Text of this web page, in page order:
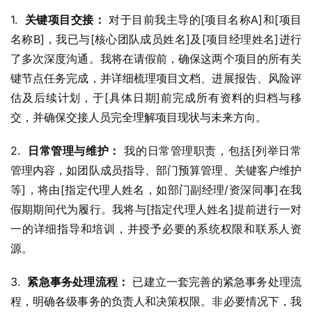
1. 关键项目交接： 对于目前我主导的[项目名称A]和[项目
名称B]，我已与[核心团队成员姓名]及[项目经理姓名]进行
了多次深度沟通。我将在请假前，确保这两个项目的所有关
键节点任务完成，并详细梳理项目文档、进展报告、风险评
估及后续计划，于[具体日期]前完成所有资料的归档与移
交，并确保交接人员完全理解项目现状与未来方向。
2. 日常管理与维护： 我的日常管理职责，包括[列举日常
管理内容，如团队成员指导、部门预算管理、关键客户维护
等]，将由[指定代理人姓名，如部门副经理/资深同事]在我
假期期间代为履行。我将与[指定代理人姓名]提前进行一对
一的详细指导和培训，并授予必要的系统权限和联系人资
源。
3. 紧急事务处理流程： 已建立一套完善的紧急事务处理流
程，明确各级事务的负责人和决策权限。非必要情况下，我